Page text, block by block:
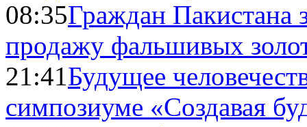
08:35Граждан Пакистана
продажу фальшивых
21:41Будущее
симпозиуме «Создавая